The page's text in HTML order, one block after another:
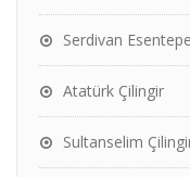
Serdivan
Atatürk Çilingir
Sultanselim